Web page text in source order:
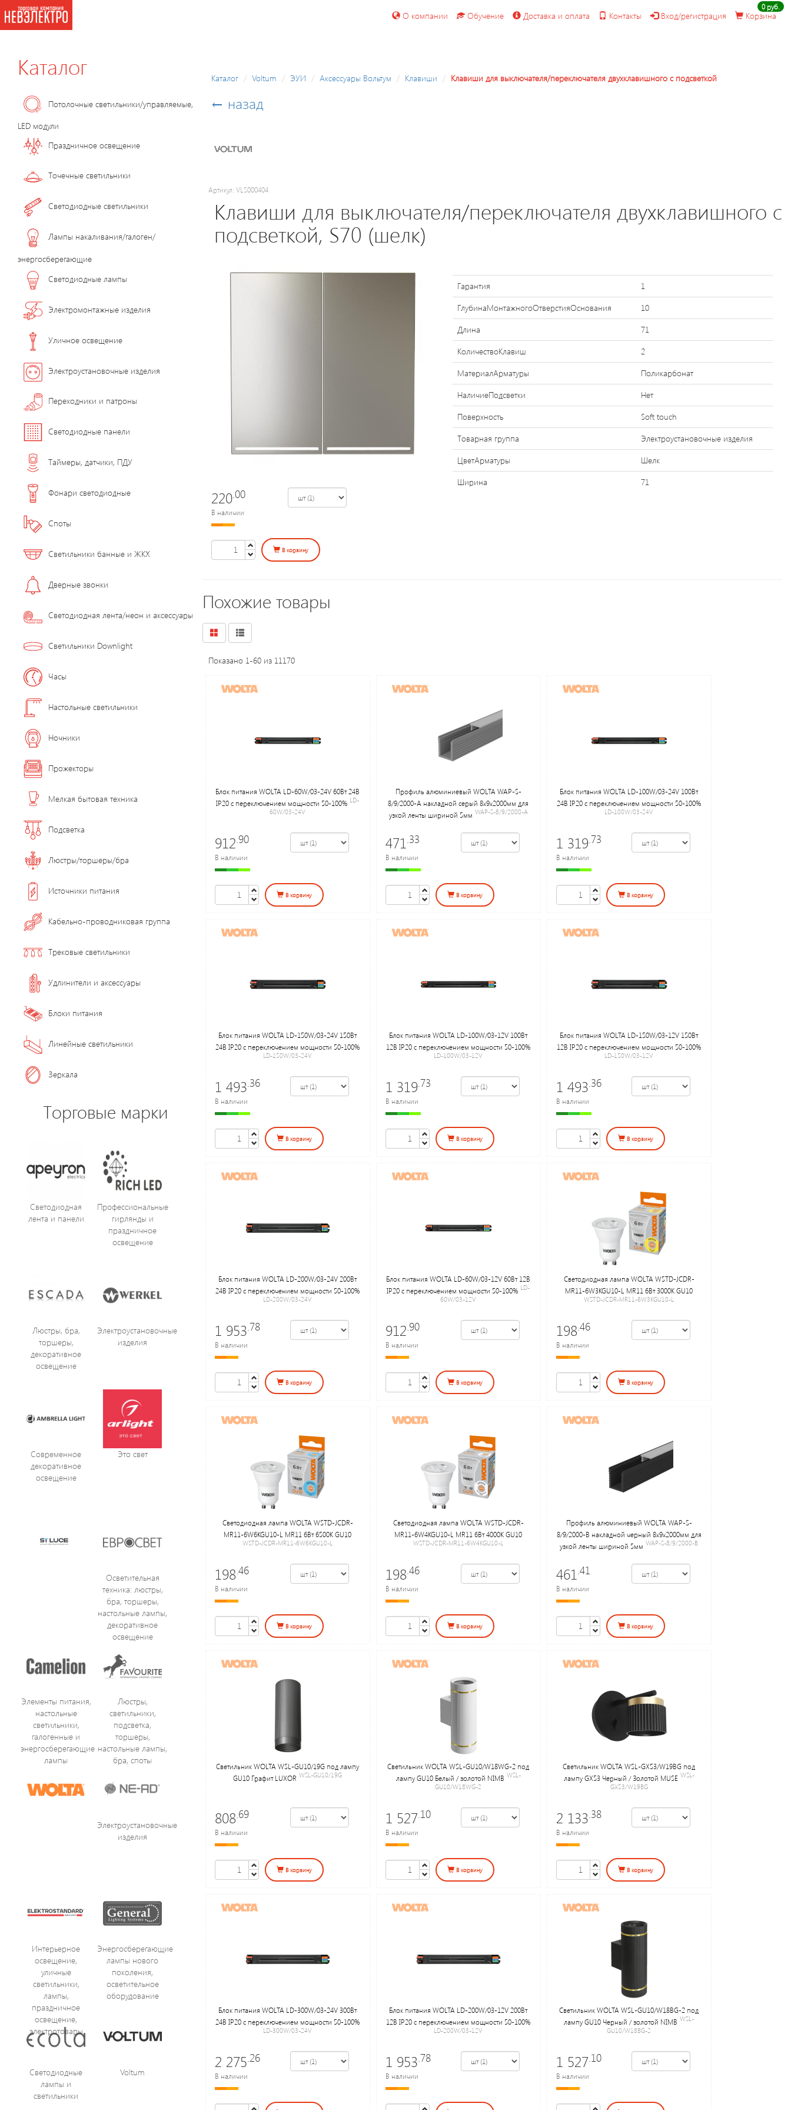
О компании Обучение Доставка и оплата Контакты Вход/регистрация Корзина
0 руб.
Каталог
Потолочные светильники/управляемые,
LED модули
Праздничное освещение
Точечные светильники
Светодиодные светильники
Лампы накаливания/галоген/
энергосберегающие
Светодиодные лампы
Электромонтажные изделия
Уличное освещение
Электроустановочные изделия
Переходники и патроны
Светодиодные панели
Таймеры, датчики, ПДУ
Фонари светодиодные
Споты
Светильники банные и ЖКХ
Дверные звонки
Светодиодная лента/неон и аксессуары
Светильники Downlight
Часы
Настольные светильники
Ночники
Прожекторы
Мелкая бытовая техника
Подсветка
Люстры/торшеры/бра
Источники питания
Кабельно-проводниковая группа
Трековые светильники
Удлинители и аксессуары
Блоки питания
Линейные светильники
Зеркала
Торговые марки
Светодиодная
лента и панели
Профессиональные
гирлянды и
праздничное
освещение
Люстры, бра,
торшеры,
декоративное
освещение
Электроустановочные
изделия
Современное
декоративное
освещение
Это свет
Осветительная
техника: люстры,
бра, торшеры,
настольные лампы,
декоративное
освещение
Элементы питания,
настольные
светильники,
галогенные и
энергосберегающие
лампы
Люстры,
светильники,
подсветка,
торшеры,
настольные лампы,
бра, споты
Электроустановочные
изделия
Интерьерное
освещение,
уличные
светильники,
лампы,
праздничное
освещение,
электротовары
Энергосберегающие
лампы нового
поколения,
осветительное
оборудование
Светодиодные
лампы и
светильники
Voltum
Каталог Voltum ЭУИ Аксессуары Вольтум Клавиши Клавиши для выключателя/переключателя двухклавишного с подсветкой
← назад
Артикул: VLS000404
Клавиши для выключателя/переключателя двухклавишного с
подсветкой, S70 (шелк)
220.00
В наличии
В корзину
Гарантия
1
ГлубинаМонтажногоОтверстияОснования
10
Длина
71
КоличествоКлавиш
2
МатериалАрматуры
Поликарбонат
НаличиеПодсветки
Нет
Поверхность
Soft touch
Товарная группа
Электроустановочные изделия
ЦветАрматуры
Шелк
Ширина
71
Похожие товары
Показано 1-60 из 11170
Блок питания WOLTA LD-60W/03-24V 60Вт 24В
IP20 с переключением мощности 50-100% LD-
60W/03-24V
912 .90
В наличии
В корзину
Профиль алюминиевый WOLTA WAP-S-
8/9/2000-A накладной серый 8х9х2000мм для
узкой ленты шириной 5мм WAP-S-8/9/2000-A
471 .33
В наличии
В корзину
Блок питания WOLTA LD-100W/03-24V 100Вт
24В IP20 с переключением мощности 50-100%
LD-100W/03-24V
1 319.73
В наличии
В корзину
Блок питания WOLTA LD-150W/03-24V 150Вт
24В IP20 с переключением мощности 50-100%
LD-150W/03-24V
1 493 .36
В наличии
В корзину
Блок питания WOLTA LD-100W/03-12V 100Вт
12В IP20 с переключением мощности 50-100%
LD-100W/03-12V
1 319.73
В наличии
В корзину
Блок питания WOLTA LD-150W/03-12V 150Вт
12В IP20 с переключением мощности 50-100%
LD-150W/03-12V
1 493 .36
В наличии
В корзину
Блок питания WOLTA LD-200W/03-24V 200Вт
24В IP20 с переключением мощности 50-100%
LD-200W/03-24V
1 953 .78
В наличии
В корзину
Блок питания WOLTA LD-60W/03-12V 60Вт 12В
IP20 с переключением мощности 50-100% LD-
60W/03-12V
912 .90
В наличии
В корзину
Светодиодная лампа WOLTA WSTD-JCDR-
MR11-6W3KGU10-L MR11 6Вт 3000K GU10
WSTD-JCDR-MR11-6W3KGU10-L
198 .46
В наличии
В корзину
Светодиодная лампа WOLTA WSTD-JCDR-
MR11-6W6KGU10-L MR11 6Вт 6500K GU10
WSTD-JCDR-MR11-6W6KGU10-L
198 .46
В наличии
В корзину
Светодиодная лампа WOLTA WSTD-JCDR-
MR11-6W4KGU10-L MR11 6Вт 4000K GU10
WSTD-JCDR-MR11-6W4KGU10-L
198 .46
В наличии
В корзину
Профиль алюминиевый WOLTA WAP-S-
8/9/2000-B накладной черный 8х9х2000мм для
узкой ленты шириной 5мм WAP-S-8/9/2000-B
461 .41
В наличии
В корзину
Светильник WOLTA WSL-GU10/19G под лампу
GU10 Графит LUXOR WSL-GU10/19G
808 .69
В наличии
В корзину
Светильник WOLTA WSL-GU10/W18WG-2 под
лампу GU10 Белый / золотой NIMB WSL-
GU10/W18WG-2
1 527 .10
В наличии
В корзину
Светильник WOLTA WSL-GX53/W19BG под
лампу GX53 Черный / Золотой MUSE WSL-
GX53/W19BG
2 133 .38
В наличии
В корзину
Блок питания WOLTA LD-300W/03-24V 300Вт
24В IP20 с переключением мощности 50-100%
LD-300W/03-24V
2 275 .26
В наличии
Блок питания WOLTA LD-200W/03-12V 200Вт
12В IP20 с переключением мощности 50-100%
LD-200W/03-12V
1 953 .78
В наличии
Светильник WOLTA WSL-GU10/W18BG-2 под
лампу GU10 Черный / золотой NIMB WSL-
GU10/W18BG-2
1 527 .10
В наличии